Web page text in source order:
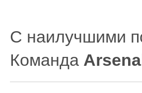
С наилучшими
Команда